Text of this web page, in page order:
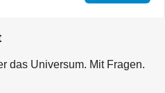
das Universum. Mit Fragen.